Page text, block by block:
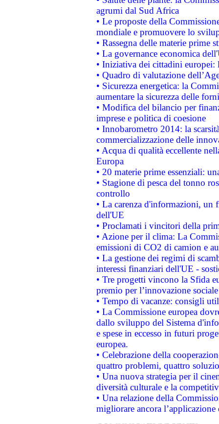
agrumi dal Sud Africa
• Le proposte della
mondiale e promuovere lo
• Rassegna delle materie prime
• La governance economica
• Iniziativa dei cittadini
• Quadro di valutazione
• Sicurezza energetica: la
aumentare la sicurezza delle
• Modifica del bilancio per
imprese e politica di coesione
• Innobarometro 2014: la
commercializzazione delle
• Acqua di qualità eccellente
Europa
• 20 materie prime essenziali:
• Stagione di pesca del tonno
controllo
• La carenza d'informazioni, un
dell'UE
• Proclamati i vincitori della
• Azione per il clima: La
emissioni di CO2 di camion e
• La gestione dei regimi di
interessi finanziari dell'UE -
• Tre progetti vincono la Sfida
premio per l’innovazione sociale
• Tempo di vacanze: consigli
• La Commissione europea
dallo sviluppo del Sistema
e spese in eccesso in futuri
europea.
• Celebrazione della
quattro problemi, quattro
• Una nuova strategia per il
diversità culturale e la
• Una relazione della
migliorare ancora